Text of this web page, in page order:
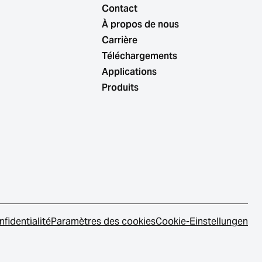
Contact
À propos de nous
Carrière
Téléchargements
Applications
Produits
Paramètres des cookiesCookie-Einstellungen